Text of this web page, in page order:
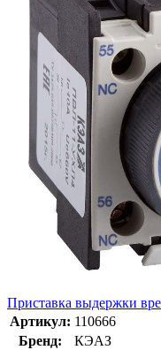
Приставка выдержки
Артикул: 110666
Бренд:
КЭАЗ